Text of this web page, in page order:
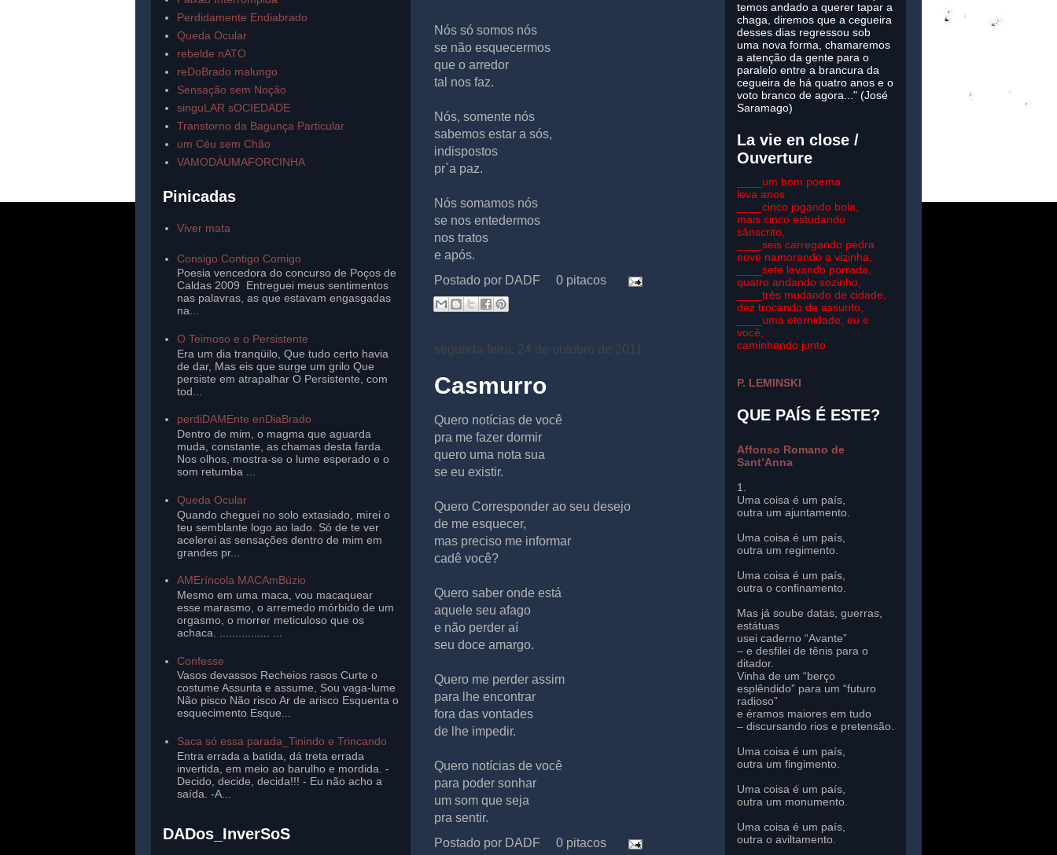
Nós só somos nós
se não esquecermos
que o arredor
tal nos faz.
Nós, somente nós
sabemos estar a sós,
indispostos
pr`a paz.
Nós somamos nós
se nos entedermos
nos tratos
e após.
Postado por DADF 0 pitacos
segunda-feira, 24 de outubro de 2011
Casmurro
Quero notícias de você
pra me fazer dormir
quero uma nota sua
se eu existir.
Quero Corresponder ao seu desejo
de me esquecer,
mas preciso me informar
cadê você?
Quero saber onde está
aquele seu afago
e não perder aí
seu doce amargo.
Quero me perder assim
para lhe encontrar
fora das vontades
de lhe impedir.
Quero notícias de você
para poder sonhar
um som que seja
pra sentir.
Postado por DADF 0 pitacos
Perdidamente Endiabrado
Queda Ocular
rebelde nATO
reDoBrado malungo
Sensação sem Noção
singuLAR sOCIEDADE
Transtorno da Bagunça Particular
um Céu sem Chão
VAMODÁUMAFORCINHA
Pinicadas
Viver mata
Consigo Contigo Comigo
Poesia vencedora do concurso de Poços de
Caldas 2009 Entreguei meus sentimentos
nas palavras, as que estavam engasgadas
na...
O Teimoso e o Persistente
Era um dia tranqüilo, Que tudo certo havia
de dar, Mas eis que surge um grilo Que
persiste em atrapalhar O Persistente, com
tod...
perdiDAMEnte enDiaBrado
Dentro de mim, o magma que aguarda
muda, constante, as chamas desta farda.
Nos olhos, mostra-se o lume esperado e o
som retumba ...
Queda Ocular
Quando cheguei no solo extasiado, mirei o
teu semblante logo ao lado. Só de te ver
acelerei as sensações dentro de mim em
grandes pr...
AMEríncola MACAmBúzio
Mesmo em uma maca, vou macaquear
esse marasmo, o arremedo mórbido de um
orgasmo, o morrer meticuloso que os
achaca. ................ ...
Confesse
Vasos devassos Recheios rasos Curte o
costume Assunta e assume, Sou vaga-lume
Não pisco Não risco Ar de arisco Esquenta o
esquecimento Esque...
Saca só essa parada_Tinindo e Trincando
Entra errada a batida, dá treta errada
invertida, em meio ao barulho e mordida. -
Decido, decide, decida!!! - Eu não acho a
saída. -A...
DADos_InverSoS
temos andado a querer tapar a
chaga, diremos que a cegueira
desses dias regressou sob
uma nova forma, chamaremos
a atenção da gente para o
paralelo entre a brancura da
cegueira de há quatro anos e o
voto branco de agora..." (José
Saramago)
La vie en close /
Ouverture
____um bom poema
leva anos
____cinco jogando bola,
mais cinco estudando
sânscrito,
____seis carregando pedra
nove namorando a vizinha,
____sete levando porrada,
quatro andando sozinho,
____três mudando de cidade,
dez trocando de assunto,
____uma eternidade, eu e
você,
caminhando junto
P. LEMINSKI
QUE PAÍS É ESTE?
Affonso Romano de
Sant’Anna
1.
Uma coisa é um país,
outra um ajuntamento.
Uma coisa é um país,
outra um regimento.
Uma coisa é um país,
outra o confinamento.
Mas já soube datas, guerras,
estátuas
usei caderno “Avante”
– e desfilei de tênis para o
ditador.
Vinha de um “berço
esplêndido” para um “futuro
radioso”
e éramos maiores em tudo
– discursando rios e pretensão.
Uma coisa é um país,
outra um fingimento.
Uma coisa é um país,
outra um monumento.
Uma coisa é um país,
outra o aviltamento.